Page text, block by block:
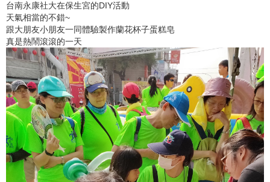
台南永康社大在保生宮的DIY活動
天氣相當的不錯~
跟大朋友小朋友一同體驗製作蘭花杯子蛋糕皂
真是熱鬧滾滾的一天